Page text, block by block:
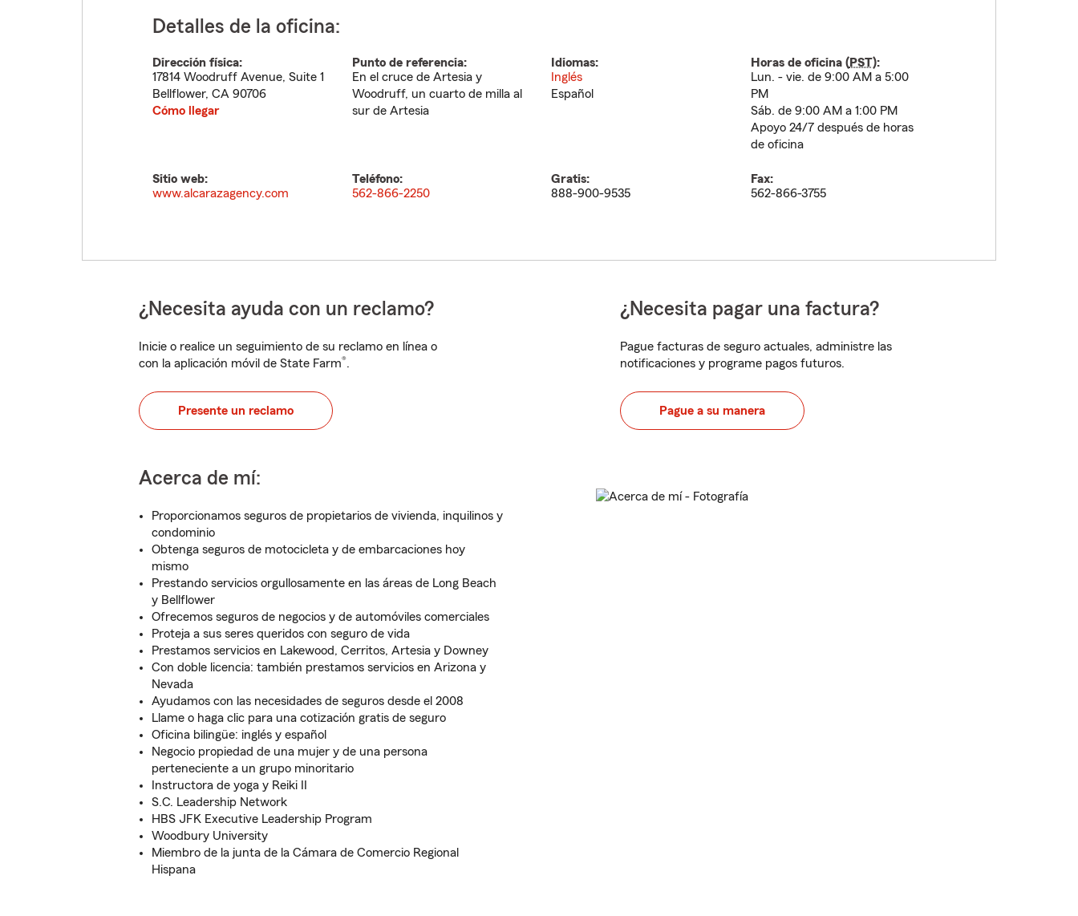
Detalles de la oficina:
Dirección física:
17814 Woodruff Avenue, Suite 1
Bellflower, CA 90706
Cómo llegar
Punto de referencia:
En el cruce de Artesia y
Woodruff, un cuarto de milla al
sur de Artesia
Idiomas:
Inglés
Español
Horas de oficina (PST):
Lun. - vie. de 9:00 AM a 5:00
PM
Sáb. de 9:00 AM a 1:00 PM
Apoyo 24/7 después de horas
de oficina
Sitio web:
www.alcarazagency.com
Teléfono:
562-866-2250
Gratis:
888-900-9535
Fax:
562-866-3755
¿Necesita ayuda con un reclamo?
Inicie o realice un seguimiento de su reclamo en línea o
con la aplicación móvil de State Farm®.
Presente un reclamo
¿Necesita pagar una factura?
Pague facturas de seguro actuales, administre las
notificaciones y programe pagos futuros.
Pague a su manera
Acerca de mí:
Proporcionamos seguros de propietarios de vivienda, inquilinos y
condominio
Obtenga seguros de motocicleta y de embarcaciones hoy
mismo
Prestando servicios orgullosamente en las áreas de Long Beach
y Bellflower
Ofrecemos seguros de negocios y de automóviles comerciales
Proteja a sus seres queridos con seguro de vida
Prestamos servicios en Lakewood, Cerritos, Artesia y Downey
Con doble licencia: también prestamos servicios en Arizona y
Nevada
Ayudamos con las necesidades de seguros desde el 2008
Llame o haga clic para una cotización gratis de seguro
Oficina bilingüe: inglés y español
Negocio propiedad de una mujer y de una persona
perteneciente a un grupo minoritario
Instructora de yoga y Reiki II
S.C. Leadership Network
HBS JFK Executive Leadership Program
Woodbury University
Miembro de la junta de la Cámara de Comercio Regional
Hispana